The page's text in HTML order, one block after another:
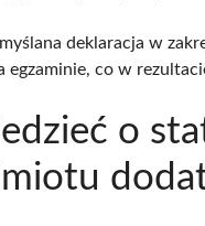
deklaracja w
egzaminie, co w
o